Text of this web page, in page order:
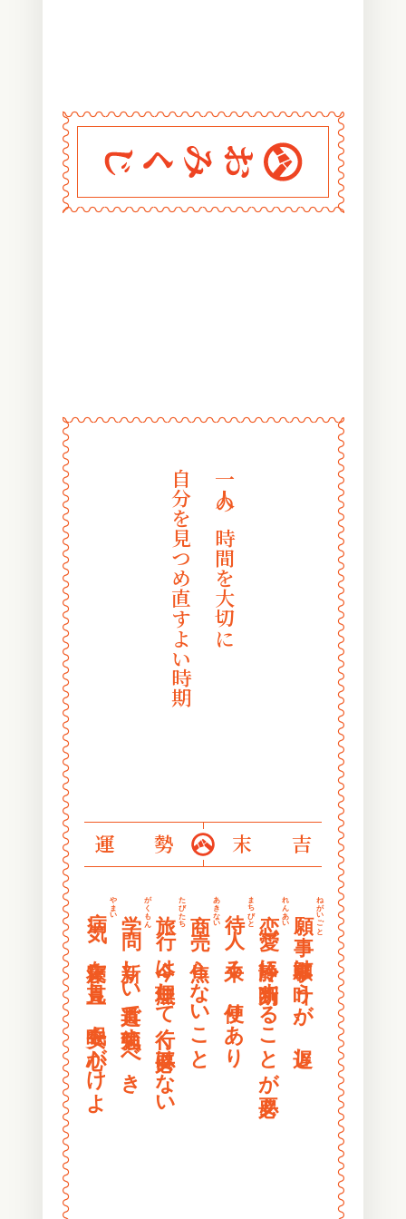
おみくじ堂
〰〰〰〰〰〰〰〰〰〰〰〰
〰〰〰〰〰〰〰〰〰〰〰〰
〰
〰
〰
〰
〰
〰
〰
〰
一人の時間を大切に
自分を見つめ直すよい時期
運勢 末吉
ねがいごと
願事は叶うが、遅し
れんあい
冷静に判断することが必要
まちびと
来る 便りあり
あきない
焦らないこと
たびたち
今は無理して行く必要はない
がくもん
新しい道具で勉強すべき
やまい
寝床を見直し、安眠を心がけよ
〰〰〰〰〰〰〰〰〰〰〰〰〰
〰
〰
〰
〰
〰
〰
〰
〰
〰
〰
〰
〰
〰
〰
〰
〰
〰
〰
〰
〰
〰
〰
〰
〰
〰
〰
〰
〰
〰
〰
〰
〰
〰
〰
〰
〰
〰
〰
〰
〰
〰
〰
〰
〰
〰
〰
〰
〰
〰
〰
〰
〰
〰
〰
〰
〰
〰
〰
〰
〰
〰
〰
〰
〰